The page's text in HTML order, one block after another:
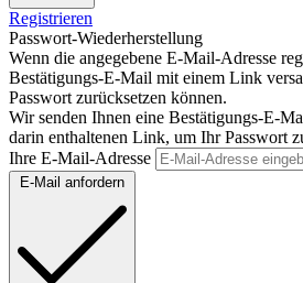
Registrieren
Passwort-Wiederherstellung
Wenn die angegebene E-Mail-Adresse
Bestätigungs-E-Mail mit einem Link
Passwort zurücksetzen können.
Wir senden Ihnen eine Bestätigungs-E-
darin enthaltenen Link, um Ihr Passwort
Ihre E-Mail-Adresse
E-Mail anfordern